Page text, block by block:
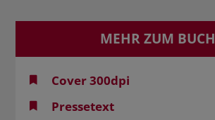
MEHR ZUM BUCH
Cover 300dpi
Pressetext